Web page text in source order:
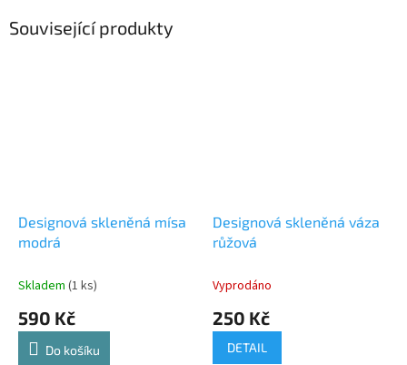
Související produkty
Designová skleněná mísa
modrá
Skladem (1 ks)
590 Kč
Do košíku
Designová skleněná váza
růžová
Vyprodáno
250 Kč
DETAIL